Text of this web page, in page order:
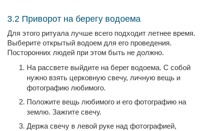
3.2 Приворот на берегу водоема
Для этого ритуала лучше всего подходит летнее время.
Выберите открытый водоем для его проведения.
Посторонних людей при этом быть не должно.
На рассвете выйдите на берег водоема. С собой
нужно взять церковную свечу, личную вещь и
фотографию любимого.
Положите вещь любимого и его фотографию на
землю. Зажгите свечу.
Держа свечу в левой руке над фотографией,